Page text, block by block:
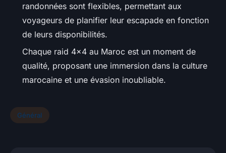
randonnées sont flexibles, permettant aux
voyageurs de planifier leur escapade en fonction
de leurs disponibilités.
Chaque raid 4x4 au Maroc est un moment de
qualité, proposant une immersion dans la culture
marocaine et une évasion inoubliable.
Général